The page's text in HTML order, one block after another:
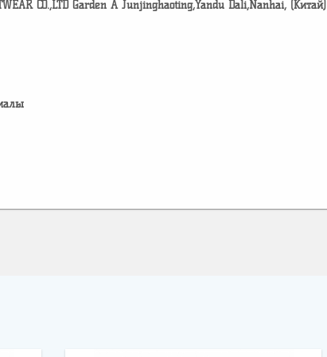
CO.,LTD Garden A Junjinghaoting,Yandu Dali,Nanhai, (Китай)